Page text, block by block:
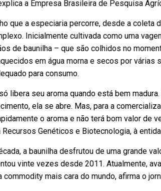
a Empresa Brasileira de Pesquisa
que a especiaria percorre, desde a coleta
Inicialmente cultivada como uma
de baunilha – que são colhidos no
em água morna e secos por várias
para consumo.
libera seu aroma quando está bem
ela se abre. Mas, para a
o aroma e não terá bom valor de
Recursos Genéticos e Biotecnologia, à
a baunilha desfrutou de uma grande
vinte vezes desde 2011. Atualmente,
commodity mais cara do mundo, afirma o